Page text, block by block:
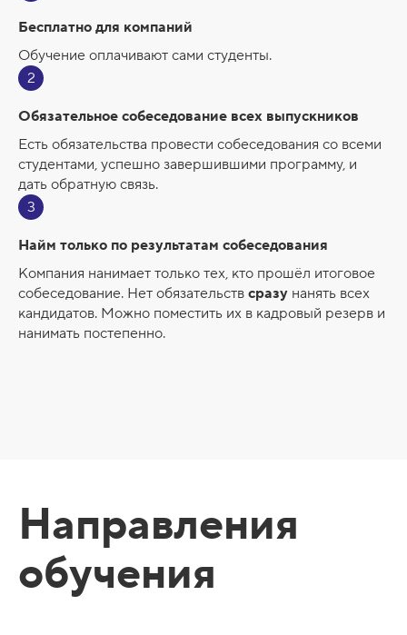
Бесплатно для компаний
Обучение оплачивают сами студенты.
2
Обязательное собеседование всех выпускников
Есть обязательства провести собеседования со всеми
студентами, успешно завершившими программу, и
дать обратную связь.
3
Найм только по результатам собеседования
Компания нанимает только тех, кто прошёл итоговое
собеседование. Нет обязательств сразу нанять всех
кандидатов. Можно поместить их в кадровый резерв и
нанимать постепенно.
Направления
обучения